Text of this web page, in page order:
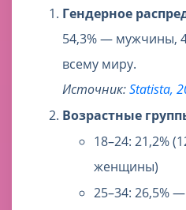
Гендерное
54,3% — мужчины,
всему миру.
Источник:Statista,
Возрастные
18–24: 21,2%
женщины)
25–34: 26,5%